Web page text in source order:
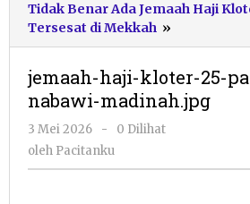
Tidak Benar Ada Jemaah Haji
Tersesat di Mekkah »
haji-
25-
pacitan-
jemaah-haji-kloter-25-
nabawi-madinah.jpg
3 Mei 2026
oleh
Pacitanku
-
0 Dilihat
oleh Pacitanku